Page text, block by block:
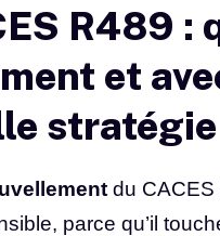
R489 :
et
stratégie
du CACES
parce qu’il